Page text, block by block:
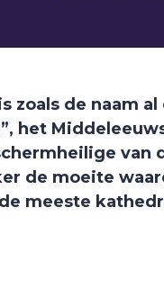
zoals de naam
het
van
de moeite
meeste